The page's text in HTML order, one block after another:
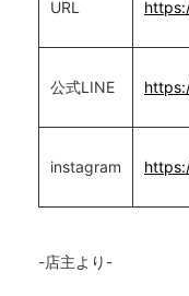
URL
公式LINE
instagram
-店主より-